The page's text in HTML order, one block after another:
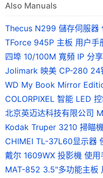
Also Manuals
Thecus N299 儲存伺服器
TForce 945P 主板 用户手
四埠 10/100M 寬頻 IP 分
Jolimark 映美 CP-280 24
WD My Book Mirror
COLORPIXEL 智能 LED
Kodak Truper 3210 掃瞄
CHIMEI TL-37L60显示器
戴尔 1609WX 投影機 使用
MAT-852 3.5"多功能主板